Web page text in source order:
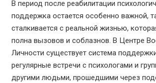
В период после реабилитации
поддержка остается особенно важной,
сталкивается с реальной жизнью,
полна вызовов и соблазнов. В Центре
Личности существует система
регулярные встречи с психологами и
другими людьми, прошедшими через